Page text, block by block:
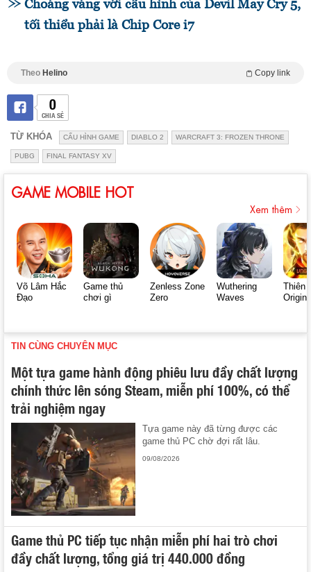
Choáng váng với cấu hình của Devil May Cry 5,
tối thiểu phải là Chip Core i7
Theo Helino Copy link
0
CHIA SẺ
TỪ KHÓA CẤU HÌNH GAME DIABLO 2 WARCRAFT 3: FROZEN THRONE
PUBG FINAL FANTASY XV
GAME MOBILE HOT
Xem thêm
Võ Lâm Hắc
Đạo
Game thủ
chơi gì
Zenless Zone
Zero
Wuthering
Waves
Thiên
Origin
TIN CÙNG CHUYÊN MỤC
Một tựa game hành động phiêu lưu đầy chất lượng
chính thức lên sóng Steam, miễn phí 100%, có thể
trải nghiệm ngay
Tựa game này đã từng được các
game thủ PC chờ đợi rất lâu.
09/08/2026
Game thủ PC tiếp tục nhận miễn phí hai trò chơi
đầy chất lượng, tổng giá trị 440.000 đồng